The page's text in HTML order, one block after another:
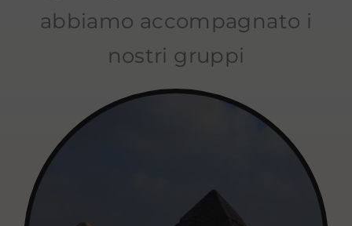
abbiamo accompagnato i
nostri gruppi